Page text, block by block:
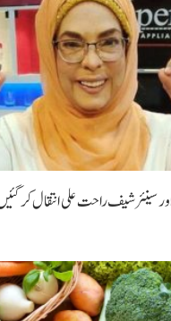
سینئر شیف راحت علی انتقال کر گئیں